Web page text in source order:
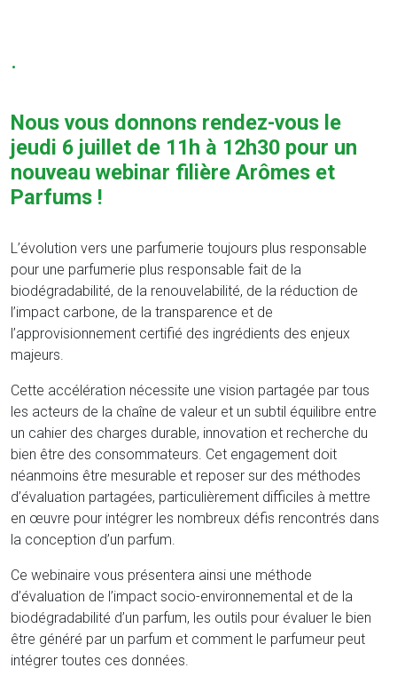
.
Nous vous donnons rendez-vous le
jeudi 6 juillet de 11h à 12h30 pour un
nouveau webinar filière Arômes et
Parfums !
L’évolution vers une parfumerie toujours plus responsable
pour une parfumerie plus responsable fait de la
biodégradabilité, de la renouvelabilité, de la réduction de
l’impact carbone, de la transparence et de
l’approvisionnement certifié des ingrédients des enjeux
majeurs.
Cette accélération nécessite une vision partagée par tous
les acteurs de la chaîne de valeur et un subtil équilibre entre
un cahier des charges durable, innovation et recherche du
bien être des consommateurs. Cet engagement doit
néanmoins être mesurable et reposer sur des méthodes
d’évaluation partagées, particulièrement difficiles à mettre
en œuvre pour intégrer les nombreux défis rencontrés dans
la conception d’un parfum.
Ce webinaire vous présentera ainsi une méthode
d’évaluation de l’impact socio-environnemental et de la
biodégradabilité d’un parfum, les outils pour évaluer le bien
être généré par un parfum et comment le parfumeur peut
intégrer toutes ces données.